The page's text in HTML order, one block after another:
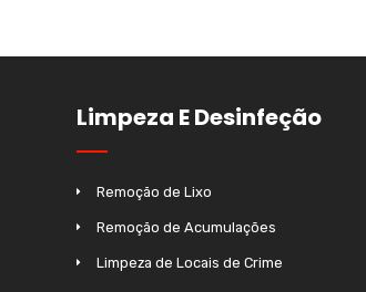
Limpeza E Desinfeção
Remoção de Lixo
Remoção de Acumulações
Limpeza de Locais de Crime